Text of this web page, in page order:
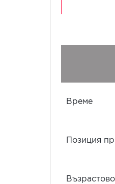
Време
Позиция